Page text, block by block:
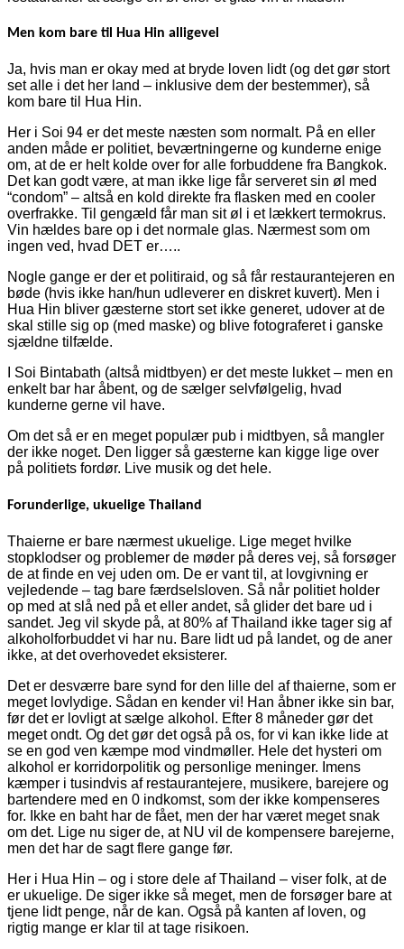
Men kom bare til Hua Hin alligevel
Ja, hvis man er okay med at bryde loven lidt (og det gør stort
set alle i det her land – inklusive dem der bestemmer), så
kom bare til Hua Hin.
Her i Soi 94 er det meste næsten som normalt. På en eller
anden måde er politiet, beværtningerne og kunderne enige
om, at de er helt kolde over for alle forbuddene fra Bangkok.
Det kan godt være, at man ikke lige får serveret sin øl med
“condom” – altså en kold direkte fra flasken med en cooler
overfrakke. Til gengæld får man sit øl i et lækkert termokrus.
Vin hældes bare op i det normale glas. Nærmest som om
ingen ved, hvad DET er…..
Nogle gange er der et politiraid, og så får restaurantejeren en
bøde (hvis ikke han/hun udleverer en diskret kuvert). Men i
Hua Hin bliver gæsterne stort set ikke generet, udover at de
skal stille sig op (med maske) og blive fotograferet i ganske
sjældne tilfælde.
I Soi Bintabath (altså midtbyen) er det meste lukket – men en
enkelt bar har åbent, og de sælger selvfølgelig, hvad
kunderne gerne vil have.
Om det så er en meget populær pub i midtbyen, så mangler
der ikke noget. Den ligger så gæsterne kan kigge lige over
på politiets fordør. Live musik og det hele.
Forunderlige, ukuelige Thailand
Thaierne er bare nærmest ukuelige. Lige meget hvilke
stopklodser og problemer de møder på deres vej, så forsøger
de at finde en vej uden om. De er vant til, at lovgivning er
vejledende – tag bare færdselsloven. Så når politiet holder
op med at slå ned på et eller andet, så glider det bare ud i
sandet. Jeg vil skyde på, at 80% af Thailand ikke tager sig af
alkoholforbuddet vi har nu. Bare lidt ud på landet, og de aner
ikke, at det overhovedet eksisterer.
Det er desværre bare synd for den lille del af thaierne, som er
meget lovlydige. Sådan en kender vi! Han åbner ikke sin bar,
før det er lovligt at sælge alkohol. Efter 8 måneder gør det
meget ondt. Og det gør det også på os, for vi kan ikke lide at
se en god ven kæmpe mod vindmøller. Hele det hysteri om
alkohol er korridorpolitik og personlige meninger. Imens
kæmper i tusindvis af restaurantejere, musikere, barejere og
bartendere med en 0 indkomst, som der ikke kompenseres
for. Ikke en baht har de fået, men der har været meget snak
om det. Lige nu siger de, at NU vil de kompensere barejerne,
men det har de sagt flere gange før.
Her i Hua Hin – og i store dele af Thailand – viser folk, at de
er ukuelige. De siger ikke så meget, men de forsøger bare at
tjene lidt penge, når de kan. Også på kanten af loven, og
rigtig mange er klar til at tage risikoen.